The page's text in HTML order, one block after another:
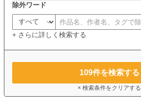
除外ワード
+ さらに詳しく検索する
109件を検索する
× 検索条件をクリアする